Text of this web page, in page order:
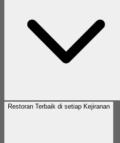
Restoran Terbaik di setiap Kejiranan